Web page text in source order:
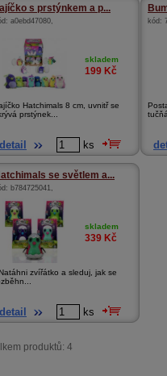
s prstýnkem a p...
a0ebd47080,
skladem
199 Kč
Hatchimals 8 cm, uvnitř se
prstýnek...
detail ks
kód:
se světlem a...
b784725041,
skladem
339 Kč
zvířátko a sleduj, jak se
detail ks
produktů: 4